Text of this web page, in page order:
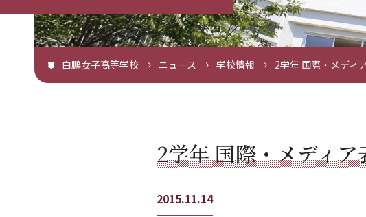
白鵬女子高等学校 ニュース 学校情報 2学年 国際・メディ
2学年 国際・メディ
2015.11.14